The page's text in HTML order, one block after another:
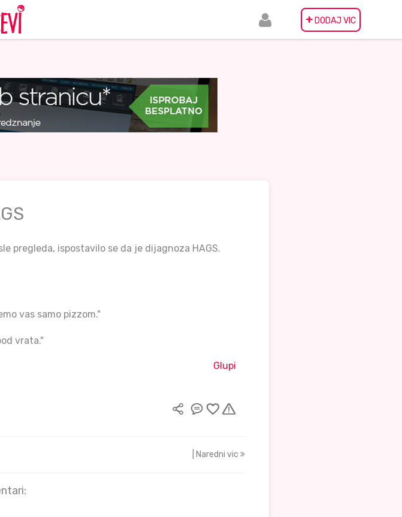
+ DODAJ VIC
pregleda, ispostavilo se da je dijagnoza HAGS.
vas samo pizzom."
vrata."
Glupi
| Naredni vic